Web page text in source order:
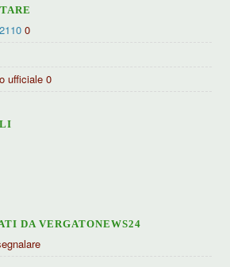
0
ufficiale 0
DA VERGATONEWS24